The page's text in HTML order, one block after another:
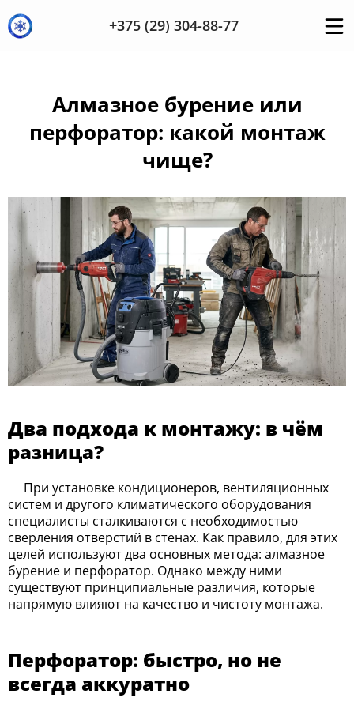
+375 (29) 304-88-77
Алмазное бурение или
перфоратор: какой монтаж
чище?
Два подхода к монтажу: в чём
разница?
При установке кондиционеров, вентиляционных
систем и другого климатического оборудования
специалисты сталкиваются с необходимостью
сверления отверстий в стенах. Как правило, для этих
целей используют два основных метода: алмазное
бурение и перфоратор. Однако между ними
существуют принципиальные различия, которые
напрямую влияют на качество и чистоту монтажа.
Перфоратор: быстро, но не
всегда аккуратно